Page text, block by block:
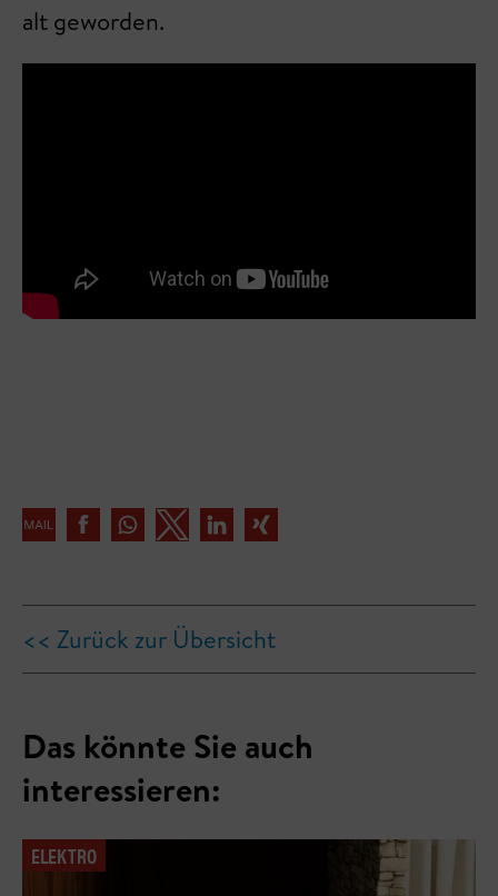
alt geworden.
<< Zurück zur Übersicht
Das könnte Sie auch
interessieren:
ELEKTRO